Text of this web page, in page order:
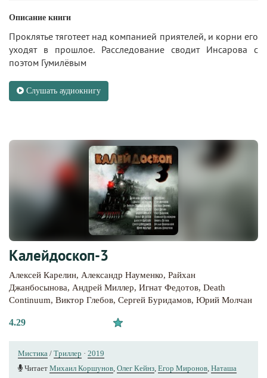
Описание книги
Проклятье тяготеет над компанией приятелей, и корни его
уходят в прошлое. Расследование сводит Инсарова с
поэтом Гумилёвым
Слушать аудиокнигу
Калейдоскоп-3
Алексей Карелин, Александр Науменко, Райхан
Джанбосынова, Андрей Миллер, Игнат Федотов, Death
Continuum, Виктор Глебов, Сергей Буридамов, Юрий Молчан
4.29
Мистика / Триллер · 2019
Читает Михаил Коршунов, Олег Кейнз, Егор Миронов, Наташа